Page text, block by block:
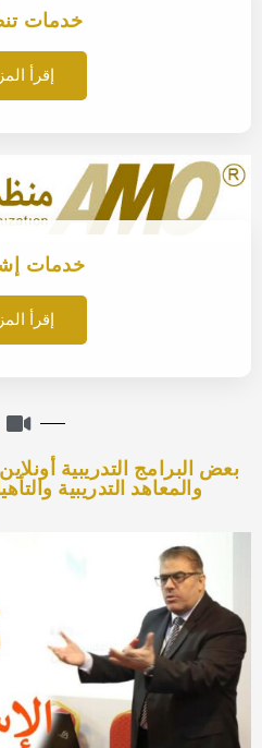
خدمات
إقرأ
خدمات
إقرأ
بعض البرامج التدريبية
والمعاهد التدريبية